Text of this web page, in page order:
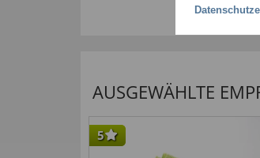
AUSGEWÄHLTE
5